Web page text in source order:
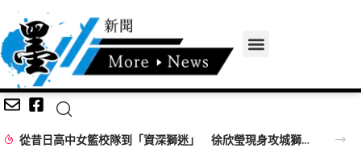
從昔日高中女籃校隊到「資深獅迷」 徐欣瑩現身攻城獅開訓為球隊加油